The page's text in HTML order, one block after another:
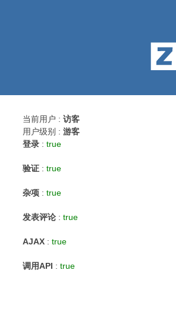
当前用户 : 访客
用户级别 : 游客
登录 : true
验证 : true
杂项 : true
发表评论 : true
AJAX : true
调用API : true